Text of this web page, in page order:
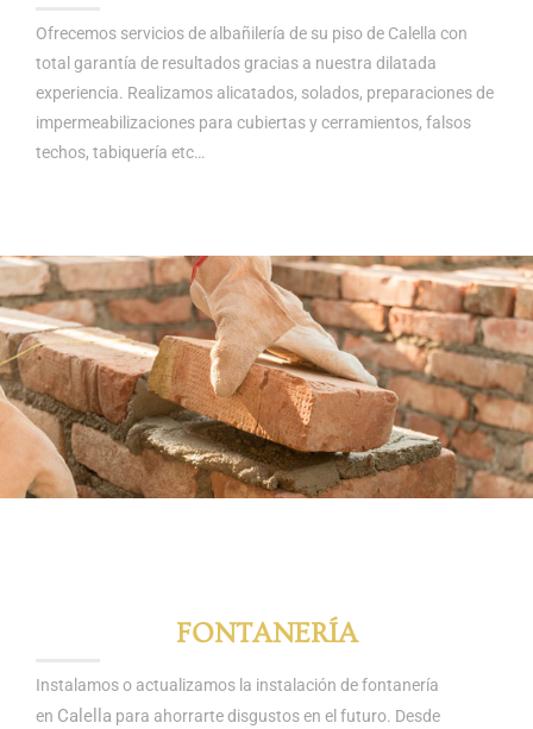
Ofrecemos servicios de albañilería de su piso de Calella con
total garantía de resultados gracias a nuestra dilatada
experiencia. Realizamos alicatados, solados, preparaciones de
impermeabilizaciones para cubiertas y cerramientos, falsos
techos, tabiquería etc…
FONTANERÍA
Instalamos o actualizamos la instalación de fontanería
en Calella para ahorrarte disgustos en el futuro. Desde